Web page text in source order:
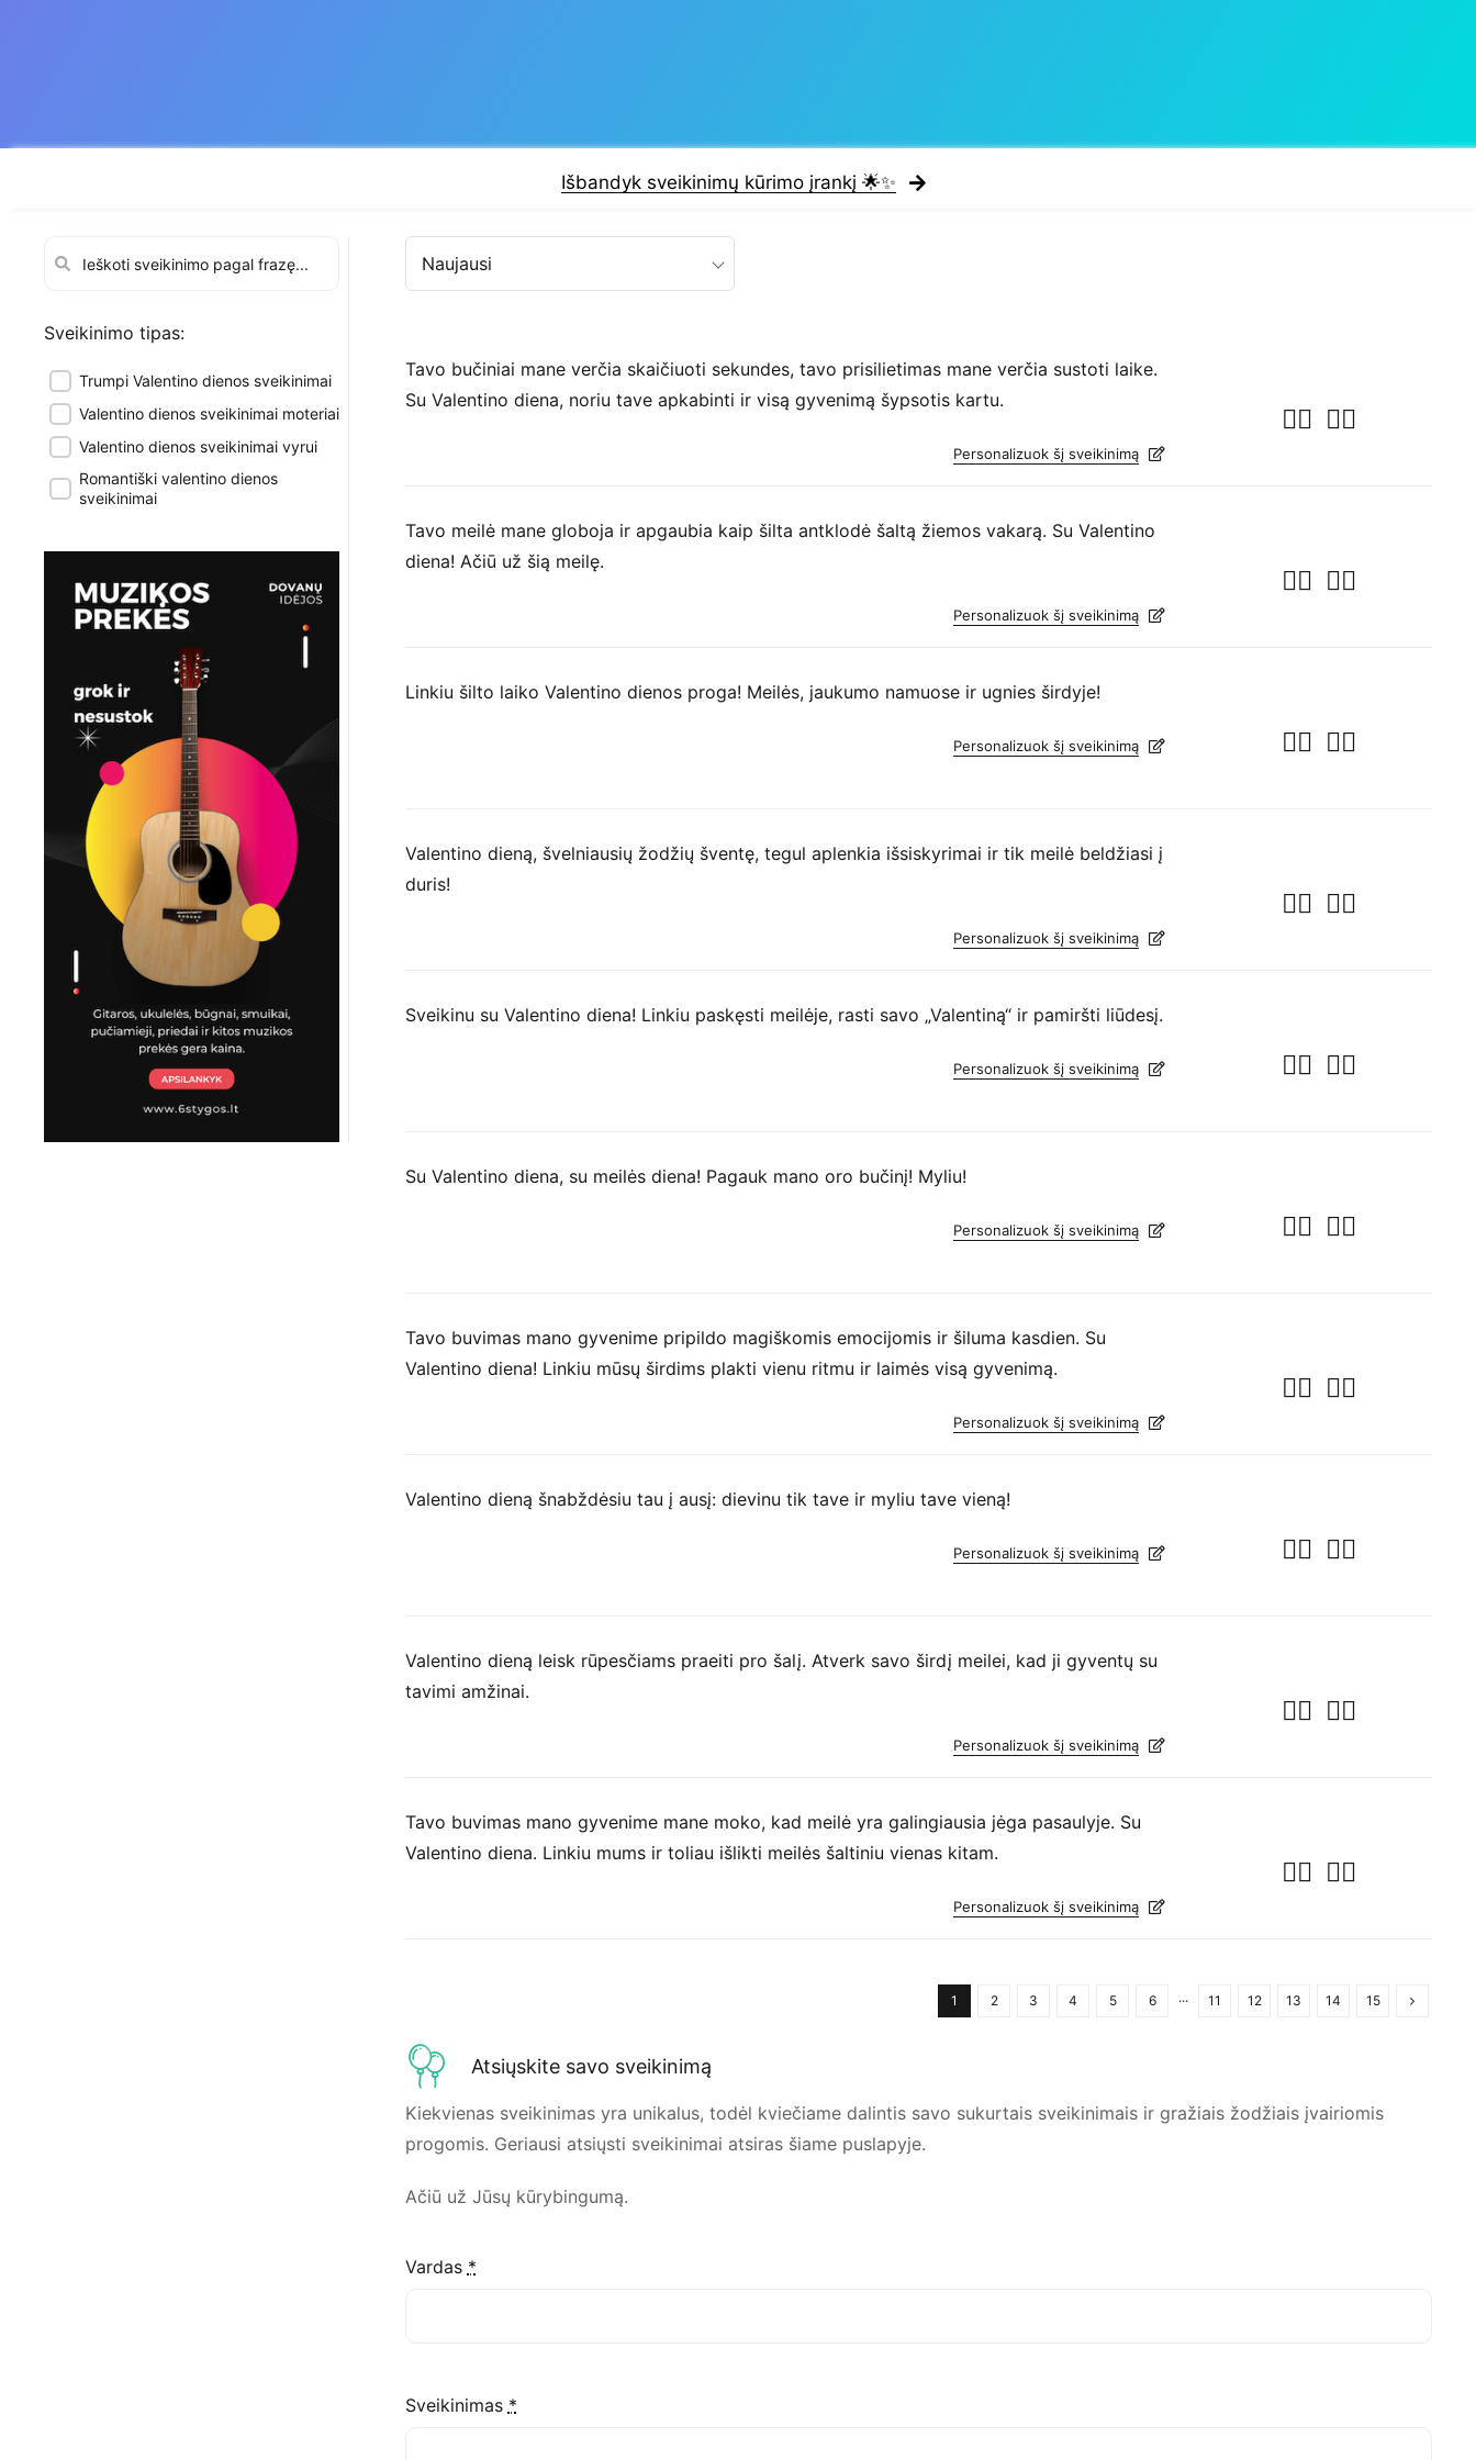
Išbandyk sveikinimų kūrimo įrankį 🌟✨
Sveikinimo tipas:
Trumpi Valentino dienos sveikinimai
Valentino dienos sveikinimai moteriai
Valentino dienos sveikinimai vyrui
Romantiški valentino dienos
sveikinimai
Naujausi
Tavo bučiniai mane verčia skaičiuoti sekundes, tavo prisilietimas mane verčia sustoti laike.
Su Valentino diena, noriu tave apkabinti ir visą gyvenimą šypsotis kartu.
Personalizuok šį sveikinimą
Tavo meilė mane globoja ir apgaubia kaip šilta antklodė šaltą žiemos vakarą. Su Valentino
diena! Ačiū už šią meilę.
Personalizuok šį sveikinimą
Linkiu šilto laiko Valentino dienos proga! Meilės, jaukumo namuose ir ugnies širdyje!
Personalizuok šį sveikinimą
Valentino dieną, švelniausių žodžių šventę, tegul aplenkia išsiskyrimai ir tik meilė beldžiasi į
duris!
Personalizuok šį sveikinimą
Sveikinu su Valentino diena! Linkiu paskęsti meilėje, rasti savo „Valentiną“ ir pamiršti liūdesį.
Personalizuok šį sveikinimą
Su Valentino diena, su meilės diena! Pagauk mano oro bučinį! Myliu!
Personalizuok šį sveikinimą
Tavo buvimas mano gyvenime pripildo magiškomis emocijomis ir šiluma kasdien. Su
Valentino diena! Linkiu mūsų širdims plakti vienu ritmu ir laimės visą gyvenimą.
Personalizuok šį sveikinimą
Valentino dieną šnabždėsiu tau į ausį: dievinu tik tave ir myliu tave vieną!
Personalizuok šį sveikinimą
Valentino dieną leisk rūpesčiams praeiti pro šalį. Atverk savo širdį meilei, kad ji gyventų su
tavimi amžinai.
Personalizuok šį sveikinimą
Tavo buvimas mano gyvenime mane moko, kad meilė yra galingiausia jėga pasaulyje. Su
Valentino diena. Linkiu mums ir toliau išlikti meilės šaltiniu vienas kitam.
Personalizuok šį sveikinimą
1 2 3 4 5 6 ··· 11 12 13 14 15
Atsiųskite savo sveikinimą
Kiekvienas sveikinimas yra unikalus, todėl kviečiame dalintis savo sukurtais sveikinimais ir gražiais žodžiais įvairiomis
progomis. Geriausi atsiųsti sveikinimai atsiras šiame puslapyje.
Ačiū už Jūsų kūrybingumą.
Vardas *
Sveikinimas *